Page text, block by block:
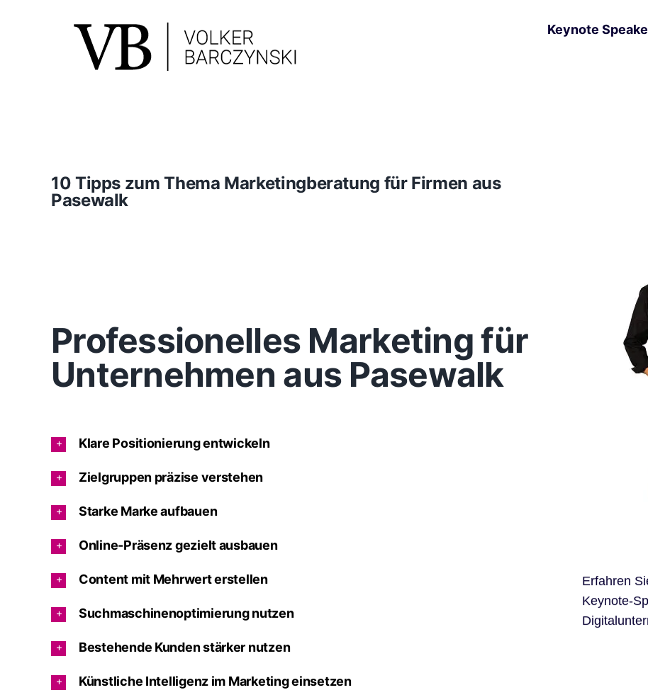
Keynote
10 Tipps zum Thema Marketingberatung für Firmen aus
Pasewalk
Professionelles Marketing für
Unternehmen aus Pasewalk
Klare Positionierung entwickeln
Zielgruppen präzise verstehen
Starke Marke aufbauen
Online-Präsenz gezielt ausbauen
Content mit Mehrwert erstellen
Suchmaschinenoptimierung nutzen
Bestehende Kunden stärker nutzen
Künstliche Intelligenz im Marketing einsetzen
Erfahren
Keynote-